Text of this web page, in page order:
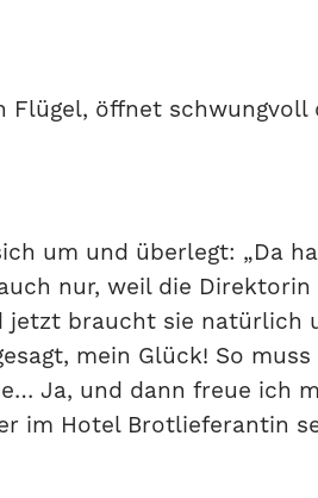
öffnet
um und überlegt: „Da
nur, weil die
jetzt braucht sie natürlich
mein Glück! So
Ja, und dann freue ich
im Hotel Brotlieferantin